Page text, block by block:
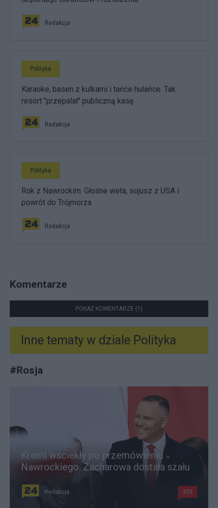
Redakcja
Polityka
Karaoke, basen z kulkami i tańce hulańce. Tak
resort "przepalał" publiczną kasę
Redakcja
Polityka
Rok z Nawrockim. Głośne weta, sojusz z USA i
powrót do Trójmorza
Redakcja
Komentarze
POKAŻ KOMENTARZE (1)
Inne tematy w dziale Polityka
#Rosja
Kreml wściekły po przemówieniu
Nawrockiego. Zacharowa dostała szału
Redakcja 329